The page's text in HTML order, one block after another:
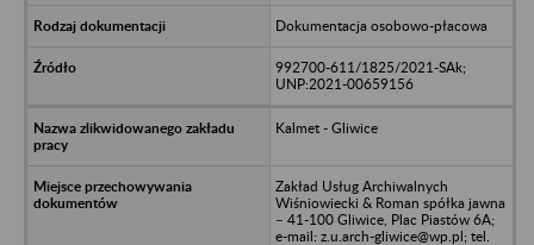
Dokumentacja osobowo-płacowa
992700-611/1825/2021-SAk;
UNP:2021-00659156
Kalmet - Gliwice
Zakład Usług Archiwalnych
Wiśniowiecki & Roman spółka jawna
– 41-100 Gliwice, Plac Piastów 6A;
e-mail: z.u.arch-gliwice@wp.pl; tel.